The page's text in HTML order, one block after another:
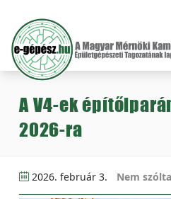
A V4-ek
2026-ra
2026. február 3. Nem